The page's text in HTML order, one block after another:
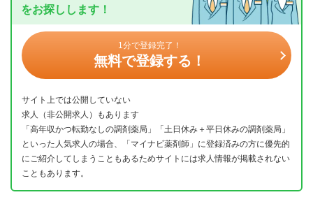
をお探しします！
1分で登録完了！
無料で登録する！
サイト上では公開していない
求人（非公開求人）もあります
「高年収かつ転勤なしの調剤薬局」「土日休み＋平日休みの調剤薬局」
といった人気求人の場合、「マイナビ薬剤師」に登録済みの方に優先的
にご紹介してしまうこともあるためサイトには求人情報が掲載されない
こともあります。